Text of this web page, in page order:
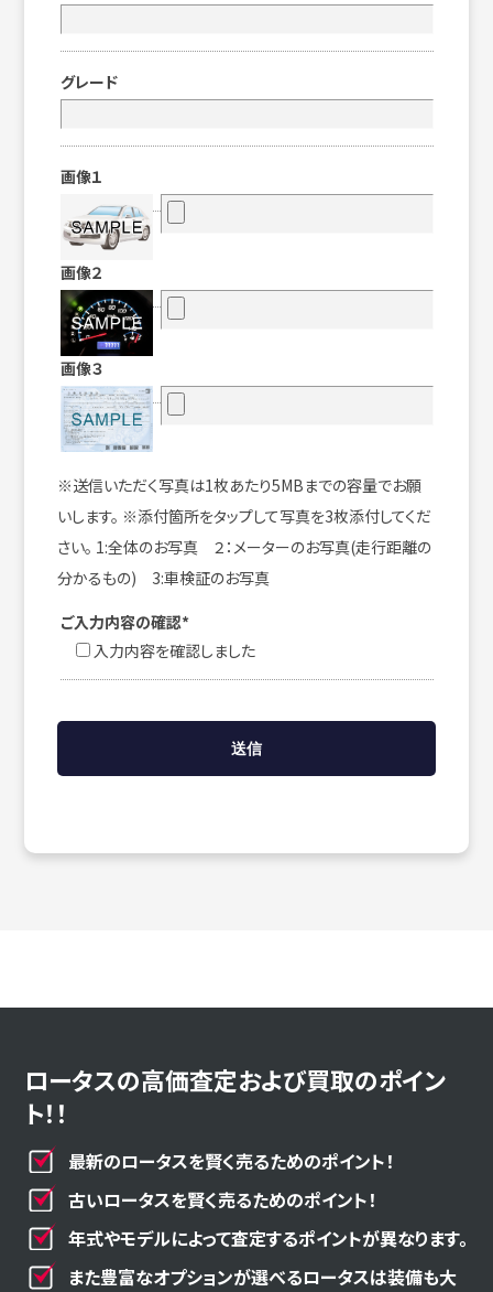
グレード
画像１
画像２
画像３
※送信いただく写真は1枚あたり5MBまでの容量でお願
いします。 ※添付箇所をタップして写真を3枚添付してくだ
さい。 1:全体のお写真 ２：メーターのお写真(走行距離の
分かるもの) 3:車検証のお写真
ご入力内容の確認*
入力内容を確認しました
ロータスの高価査定および買取のポイン
ト！！
最新のロータスを賢く売るためのポイント！
古いロータスを賢く売るためのポイント！
年式やモデルによって査定するポイントが異なります。
また豊富なオプションが選べるロータスは装備も大